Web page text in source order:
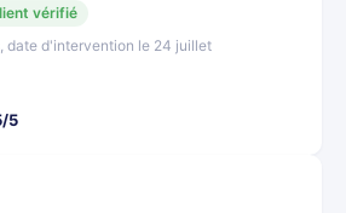
vérifié
date d'intervention le 24 juillet
5